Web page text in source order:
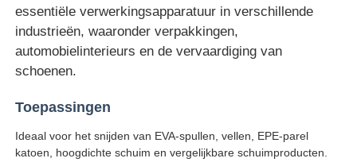
Fabrieksreis
Contacteer ons
essentiële verwerkingsapparatuur in verschillende
industrieën, waaronder verpakkingen,
automobielinterieurs en de vervaardiging van
schoenen.
Toepassingen
Ideaal voor het snijden van EVA-spullen, vellen, EPE-parel
katoen, hoogdichte schuim en vergelijkbare schuimproducten.